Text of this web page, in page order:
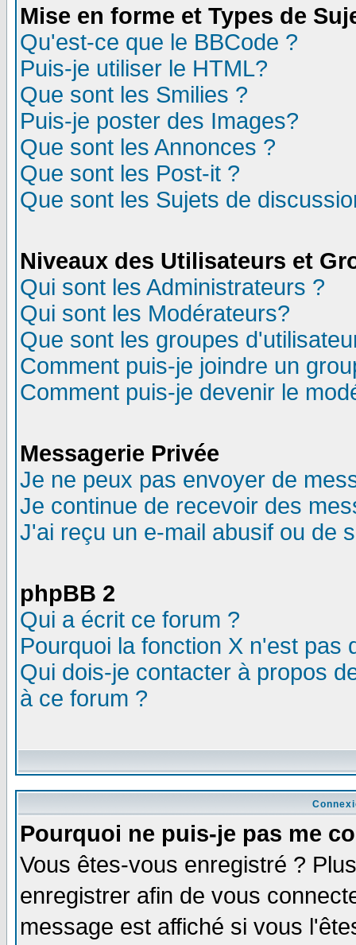
Mise en forme et Types de
Qu'est-ce que le BBCode ?
Puis-je utiliser le HTML?
Que sont les Smilies ?
Puis-je poster des Images?
Que sont les Annonces ?
Que sont les Post-it ?
Que sont les Sujets de
Niveaux des Utilisateurs et
Qui sont les Administrateurs ?
Qui sont les Modérateurs?
Que sont les groupes
Comment puis-je joindre un
Comment puis-je devenir le
Messagerie Privée
Je ne peux pas envoyer de
Je continue de recevoir des
J'ai reçu un e-mail abusif ou de
phpBB 2
Qui a écrit ce forum ?
Pourquoi la fonction X n'est pas
Qui dois-je contacter à propos
à ce forum ?
Pourquoi ne puis-je pas me
Vous êtes-vous enregistré ?
enregistrer afin de vous
message est affiché si vous